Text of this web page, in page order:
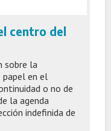
centro del
sobre la
papel en el
o no de
la agenda
indefinida de